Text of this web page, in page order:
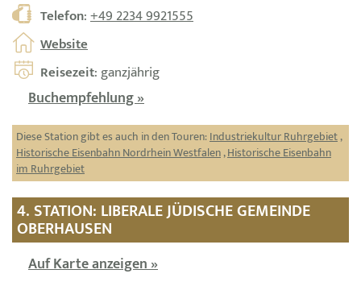
Telefon:+49 2234 9921555
Website
Reisezeit: ganzjährig
Buchempfehlung »
Diese Station gibt es auch in den Touren:Industriekultur Ruhrgebiet,
Historische Eisenbahn Nordrhein Westfalen,Historische Eisenbahn
im Ruhrgebiet
4. STATION: LIBERALE JÜDISCHE GEMEINDE
OBERHAUSEN
Auf Karte anzeigen »